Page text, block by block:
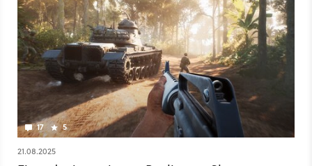
17 5
21.08.2025